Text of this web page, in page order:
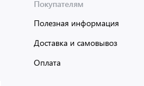
Покупателям
Полезная информация
Доставка и самовывоз
Оплата